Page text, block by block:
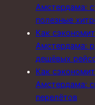
Амстердама:
полезные
Как
Амстердама:
дешёвых
Как
Амстердама:
перелётов